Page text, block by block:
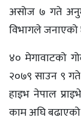
असोज ७ गते
विभागले जनाएको
४० मेगावाटको
२०७९ साउन ९
हाइभ नेपाल
काम अघि